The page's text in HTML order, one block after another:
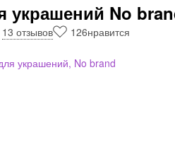
украшений No
13 отзывов 126нравится